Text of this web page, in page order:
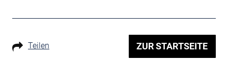
Teilen ZUR STARTSEITE